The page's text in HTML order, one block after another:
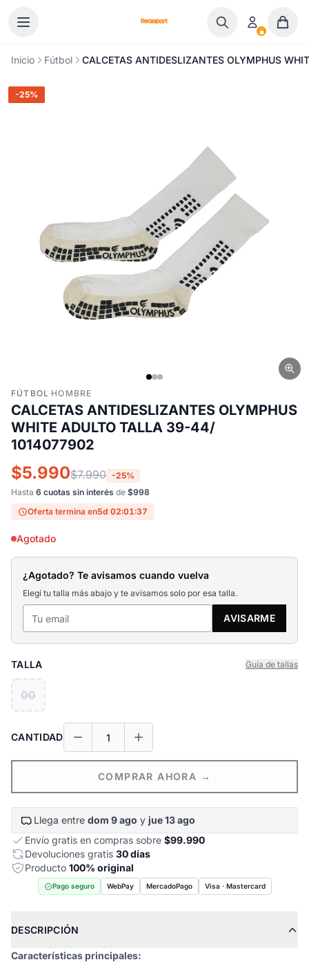
Inicio Fútbol CALCETAS ANTIDESLIZANTES OLYMPHUS
-25%
FÚTBOL·HOMBRE
CALCETAS ANTIDESLIZANTES OLYMPHUS
WHITE ADULTO TALLA 39-44/
1014077902
$5.990$7.990 -25%
Hasta 6 cuotas sin interés de $998
Oferta termina en5d 02:01:36
Agotado
¿Agotado? Te avisamos cuando vuelva
Elegí tu talla más abajo y te avisamos solo por esa talla.
AVISARME
TALLA Guía de tallas
00
CANTIDAD
COMPRAR AHORA →
Llega entre dom 9 ago y jue 13 ago
Envío gratis en compras sobre $99.990
Devoluciones gratis 30 días
Producto 100% original
Pago seguro WebPay MercadoPago Visa · Mastercard
DESCRIPCIÓN
Características principales: